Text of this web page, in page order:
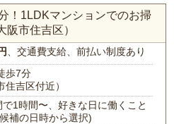
！1LDKマンションでのお掃
阪市住吉区）
、交通費支給、前払い制度あり
歩7分
住吉区付近）
1時間〜、好きな日に働くこと
補の日時から選択)